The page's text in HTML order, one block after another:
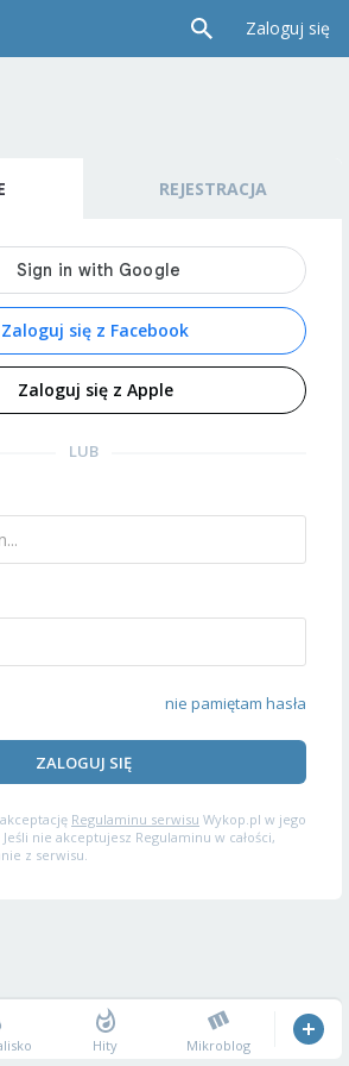
Zaloguj się
REJESTRACJA
Zaloguj się z Facebook
Zaloguj się z Apple
LUB
nie pamiętam hasła
ZALOGUJ SIĘ
Regulaminu serwisu Wykop.pl w jego
nie akceptujesz Regulaminu w całości,
z serwisu.
Hity Mikroblog